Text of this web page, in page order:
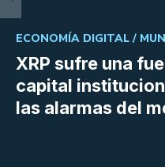
XRP sufre una
capital
las alarmas del
ECONOMÍA DIGITAL /